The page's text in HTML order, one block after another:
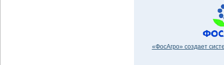
«ФосАгро» создает